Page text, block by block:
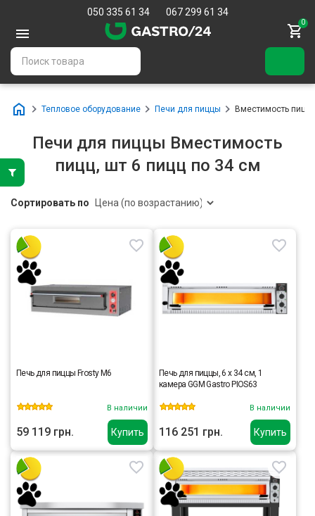
050 335 61 34 067 299 61 34
0
Тепловое оборудование Печи для пиццы Вместимость
Печи для пиццы Вместимость
пицц, шт 6 пицц по 34 см
Сортировать по
Купить
Печь для пиццы Frosty M6
В наличии
59 119 грн. Купить
Печь для пиццы, 6 х 34 см, 1
камера GGM Gastro PIOS63
В наличии
116 251 грн.